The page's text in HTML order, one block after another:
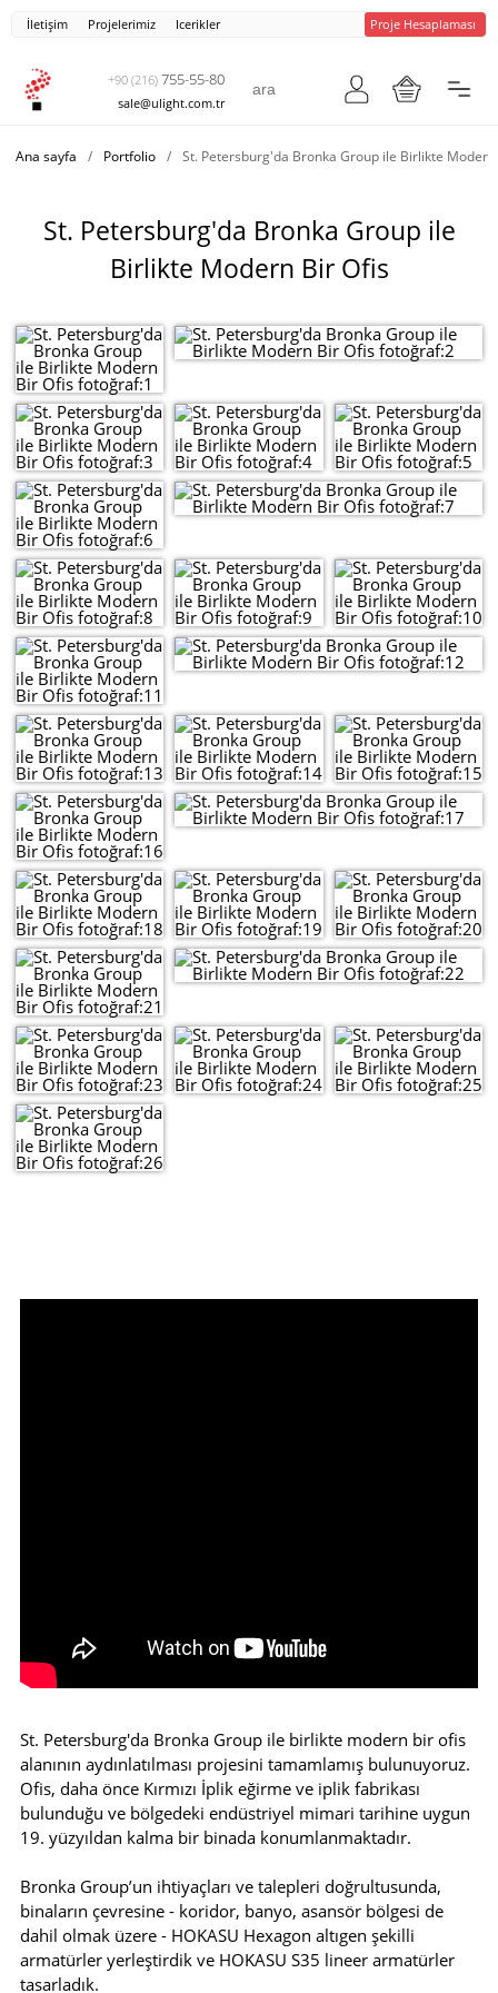
İletişim Projelerimiz Icerikler Proje Hesaplaması
+90 (216) 755-55-80
sale@ulight.com.tr
Ana sayfa / Portfolio / St. Petersburg'da Bronka Group ile Birlikte
St. Petersburg'da Bronka Group ile
Birlikte Modern Bir Ofis
St. Petersburg'da Bronka Group ile birlikte modern bir ofis
alanının aydınlatılması projesini tamamlamış bulunuyoruz.
Ofis, daha önce Kırmızı İplik eğirme ve iplik fabrikası
bulunduğu ve bölgedeki endüstriyel mimari tarihine uygun
19. yüzyıldan kalma bir binada konumlanmaktadır.
Bronka Group’un ihtiyaçları ve talepleri doğrultusunda,
binaların çevresine - koridor, banyo, asansör bölgesi de
dahil olmak üzere - HOKASU Hexagon altıgen şekilli
armatürler yerleştirdik ve HOKASU S35 lineer armatürler
tasarladık.